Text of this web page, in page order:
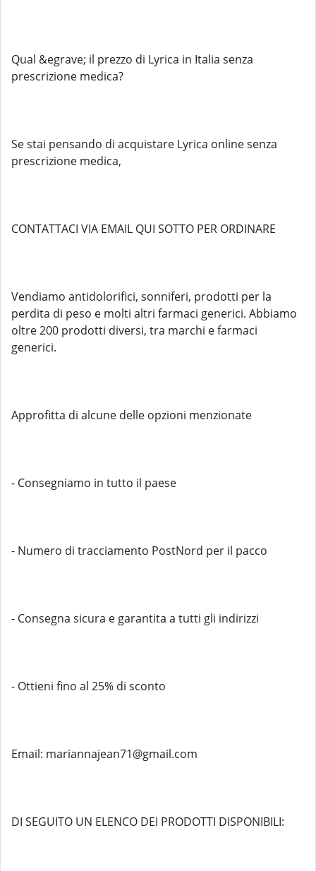
Qual &egrave; il prezzo di Lyrica in Italia senza
prescrizione medica?
Se stai pensando di acquistare Lyrica online senza
prescrizione medica,
CONTATTACI VIA EMAIL QUI SOTTO PER ORDINARE
Vendiamo antidolorifici, sonniferi, prodotti per la
perdita di peso e molti altri farmaci generici. Abbiamo
oltre 200 prodotti diversi, tra marchi e farmaci
generici.
Approfitta di alcune delle opzioni menzionate
- Consegniamo in tutto il paese
- Numero di tracciamento PostNord per il pacco
- Consegna sicura e garantita a tutti gli indirizzi
- Ottieni fino al 25% di sconto
Email: mariannajean71@gmail.com
DI SEGUITO UN ELENCO DEI PRODOTTI DISPONIBILI: